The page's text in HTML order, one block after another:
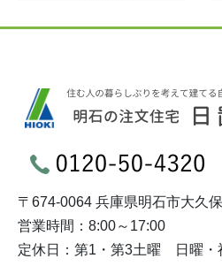
〒674-0064 兵庫県明石市大久
営業時間：8:00～17:00
定休日：第1・第3土曜 日曜・